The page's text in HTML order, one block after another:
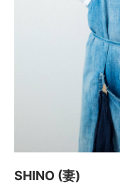
SHINO (妻)